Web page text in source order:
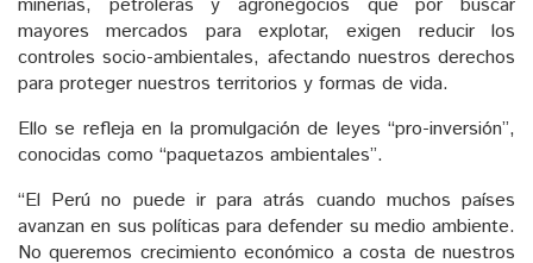
minerías, petroleras y agronegocios que por buscar
mayores mercados para explotar, exigen reducir los
controles socio-ambientales, afectando nuestros derechos
para proteger nuestros territorios y formas de vida.
Ello se refleja en la promulgación de leyes “pro-inversión”,
conocidas como “paquetazos ambientales”.
“El Perú no puede ir para atrás cuando muchos países
avanzan en sus políticas para defender su medio ambiente.
No queremos crecimiento económico a costa de nuestros